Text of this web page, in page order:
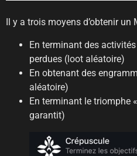
Il y a trois moyens d’obtenir un
En terminant des
perdues (loot aléatoire)
En obtenant des
aléatoire)
En terminant le triomphe
garantit)